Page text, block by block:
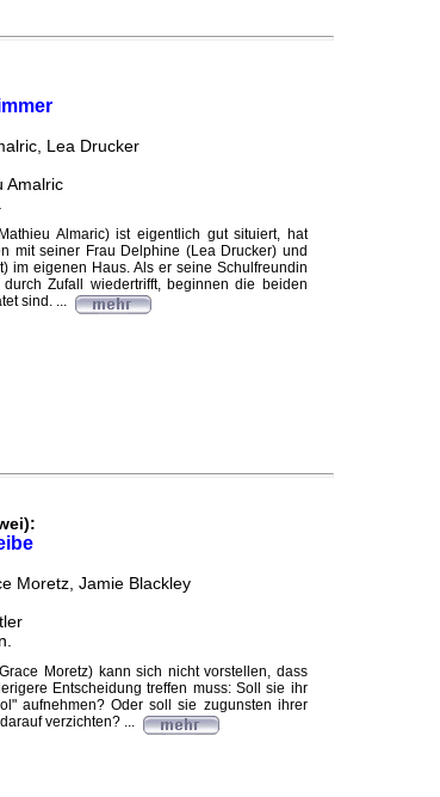
Lea Drucker
Amalric
Almaric) ist eigentlich gut situiert, hat
mit seiner Frau Delphine (Lea Drucker) und
im eigenen Haus. Als er seine Schulfreundin
Zufall wiedertrifft, beginnen die beiden
sind. ...
Moretz, Jamie Blackley
Moretz) kann sich nicht vorstellen, dass
Entscheidung treffen muss: Soll sie ihr
aufnehmen? Oder soll sie zugunsten ihrer
verzichten? ...